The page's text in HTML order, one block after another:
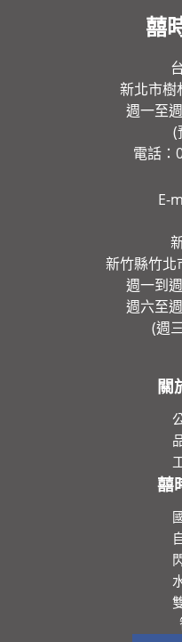
囍
新北市樹
週一至
(
電話：
E-
新竹縣竹北
週一到
週六至
(週
關
囍